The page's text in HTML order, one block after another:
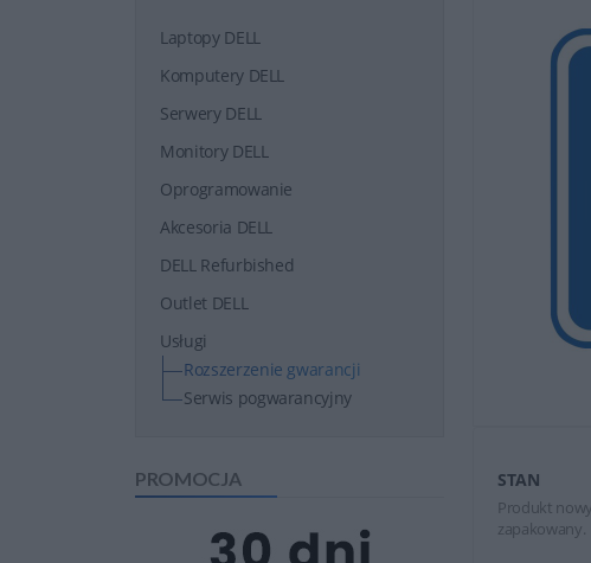
Laptopy DELL
Komputery DELL
Serwery DELL
Monitory DELL
Oprogramowanie
Akcesoria DELL
DELL Refurbished
Outlet DELL
Usługi
Rozszerzenie gwarancji
Serwis pogwarancyjny
PROMOCJA STAN
Produkt
zapakowany.